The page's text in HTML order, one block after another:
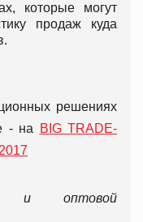
которые могут
продаж куда
решениях
- на
BIG TRADE-
и оптовой